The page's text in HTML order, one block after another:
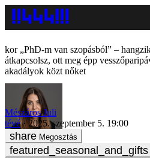
„PhD-m van szopásból” –
átkapcsolsz, ott meg épp
akadályok közt nőket
Mészáros Juli
tévé
2025. szeptember 5. 19:00
Megosztás